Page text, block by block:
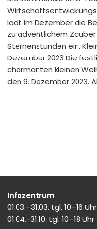
lädt im Dezember die
zu adventlichem
Sternenstunden ein.
Dezember 2023 Die
charmanten kleinen
den 9. Dezember 2023.
Infozentrum
01.03.–31.03. tgl. 10–16 Uhr
01.04.-31.10. tgl. 10–18 Uhr